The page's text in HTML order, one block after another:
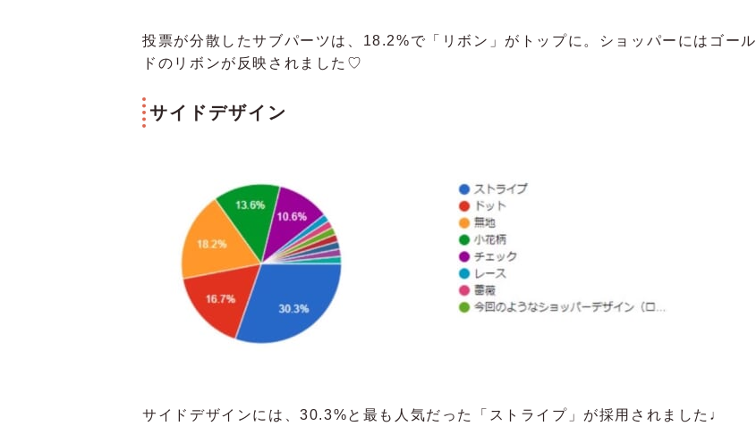
投票が分散したサブパーツは、18.2%で「リボン」がトップに。ショッパーにはゴール
ドのリボンが反映されました♡
サイドデザイン
サイドデザインには、30.3%と最も人気だった「ストライプ」が採用されました♩